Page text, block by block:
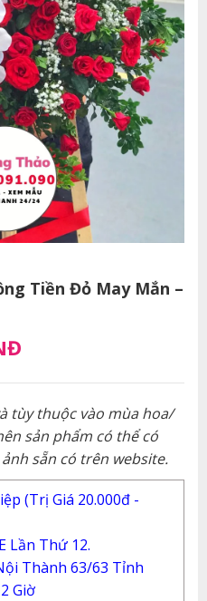
Tiền Đỏ May Mắn –
tùy thuộc vào mùa hoa/
sản phẩm có thể có
sẵn có trên website.
(Trị Giá 20.000đ -
Lần Thứ 12.
Thành 63/63 Tỉnh
Giờ